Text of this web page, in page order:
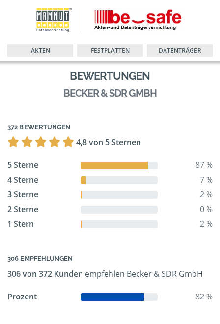
AKTEN FESTPLATTEN DATENTRÄGER
BEWERTUNGEN
BECKER & SDR GMBH
372 BEWERTUNGEN
4,8 von 5 Sternen
5 Sterne
87 %
4 Sterne
7 %
3 Sterne
2 %
2 Sterne
0 %
1 Stern
2 %
306 EMPFEHLUNGEN
306 von 372 Kunden empfehlen Becker & SDR GmbH
Prozent 82 %